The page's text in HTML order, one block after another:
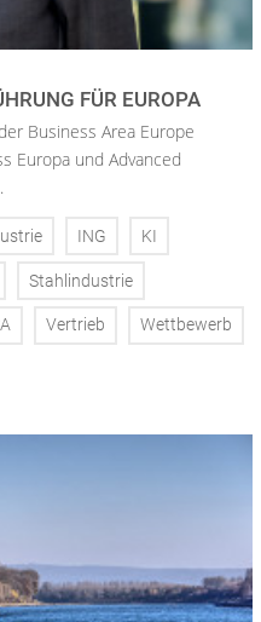
FÜR EUROPA
Business Area Europe
Europa und Advanced
ING KI
Stahlindustrie
Vertrieb Wettbewerb